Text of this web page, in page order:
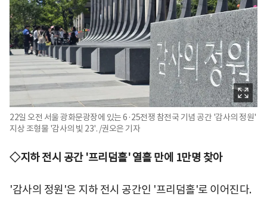
22일 오전 서울 광화문광장에 있는 6·25전쟁 참전국 기념 공간 '감사의 정원'
지상 조형물 '감사의 빛 23'. /권오은 기자
◇지하 전시 공간 '프리덤홀' 열흘 만에 1만명 찾아
'감사의 정원'은 지하 전시 공간인 '프리덤홀'로 이어진다.